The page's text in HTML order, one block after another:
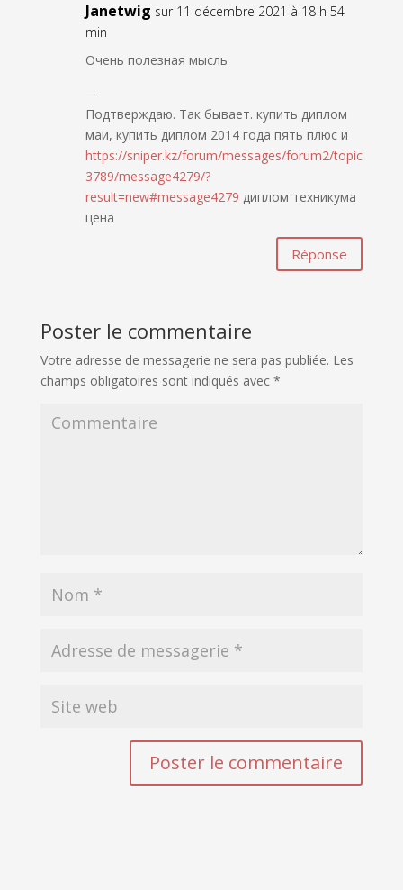
Janetwig sur 11 décembre 2021 à 18 h 54
min
Очень полезная мысль
—
Подтверждаю. Так бывает. купить диплом
маи, купить диплом 2014 года пять плюс и
https://sniper.kz/forum/messages/forum2/topic
3789/message4279/?
result=new#message4279 диплом техникума
цена
Réponse
Poster le commentaire
Votre adresse de messagerie ne sera pas publiée. Les
champs obligatoires sont indiqués avec *